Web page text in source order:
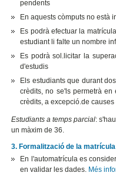
pendents
En aquests còmputs no està
Es podrà efectuar la
estudiant li falte un nombre
Es podrà sol.licitar la
d'estudis
Els estudiants que durant
crèdits, no se'ls permetrà
crèdits, a excepció.de causes
Estudiants a temps parcial:
un màxim de 36.
3. Formalització de la matrícula
En l'automatrícula es
en validar les dades. Més